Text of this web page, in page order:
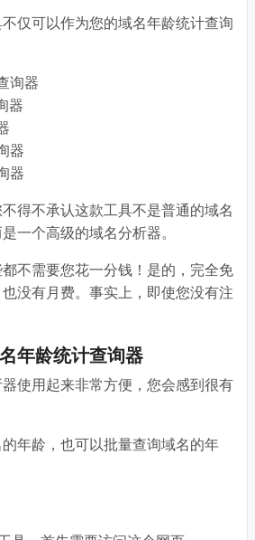
仅可以作为您的域名年龄统计查询
询器
器
器
器
得不承认这款工具不是普通的域名
一个高级的域名分析器。
不需要您花一分钱！是的，完全免
没有月费。事实上，即使您没有注
年龄统计查询器
使用起来非常方便，您会感到很有
年龄，也可以批量查询域名的年